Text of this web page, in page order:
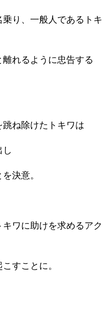
り、一般人であるトキ
れるように忠告する
ね除けたトキワは
決意。
ワに助けを求めるアク
すことに。